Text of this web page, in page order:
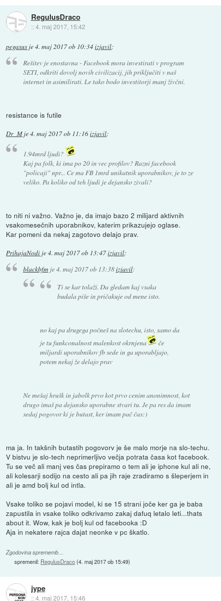
RegulusDraco
::4. maj 2017, 15:42
pegasus je4. maj 2017 ob 10:34izjavil:
Rešitev je enostavna - Facebook mora investirati v program
SETI, odkriti dovolj novih civilizacij, jih priključiti v naš
internet in asimilirati. Le tako bodo investitorji manj živčni.
resistance is futile
Dr_Mje4. maj 2017 ob 11:16izjavil:
1.94mrd ljudi?
Kaj pa folk, ki ima po 20 in vec profilov? Razni facebook
"policaji" npr... Ce ma FB 1mrd unikatnik uporabnikov, je to ze
veliko. Pa koliko od teh ljudi je dejansko zivali?
to niti ni važno. Važno je, da imajo bazo 2 milijard aktivnih
vsakomesečnih uporabnikov, katerim prikazujejo oglase.
Kar pomeni da nekaj zagotovo delajo prav.
PrihajaNodi je4. maj 2017 ob 13:47izjavil:
blackbfmje4. maj 2017 ob 13:38izjavil:
Ti se kar tolaži. Da gledam kaj vsaka
budala piše in pričakuje od mene isto.
no kaj pa drugega počneš na slotechu, isto, samo da
je tu funkconalnost malenkost okrnjena
če
miljardi uporabnikov fb sede in ga uporabljajo,
potem nekaj že delajo prav
Ne mešaj hrušk in jabolk prvo kot prvo cenim anonimnost, kot
drugo imaš pa dejansko uporabne stvari tu. Je pa res da imam
sedaj pogovor ki je butast, ker imam pač čas:)
ma ja. In takšnih butastih pogovorv je še malo morje na slo-techu.
V bistvu je slo-tech neprimerljivo večja potrata časa kot facebook.
Tu se več ali manj ves čas prepiramo o tem ali je iphone kul ali ne,
ali kolesarji sodijo na cesto ali pa jih raje zradiramo s šleperjem in
ali je amd bolj kul od intla.
Vsake toliko se pojavi model, ki se 15 strani joče ker ga je baba
zapustila in vsake toliko odkrivamo zakaj dafuq letalo leti...thats
about it. Wow, kak je bolj kul od facebooka :D
Aja in nekatere rajca dajat neonke v pc škatlo.
Zgodovina sprememb…
spremenil: RegulusDraco(4. maj 2017 ob 15:49)
jype
::4. maj 2017, 15:46